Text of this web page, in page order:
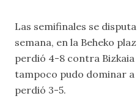
Las semifinales se
semana, en la Beheko
perdió 4-8 contra Bizkaia
tampoco pudo dominar a
perdió 3-5.